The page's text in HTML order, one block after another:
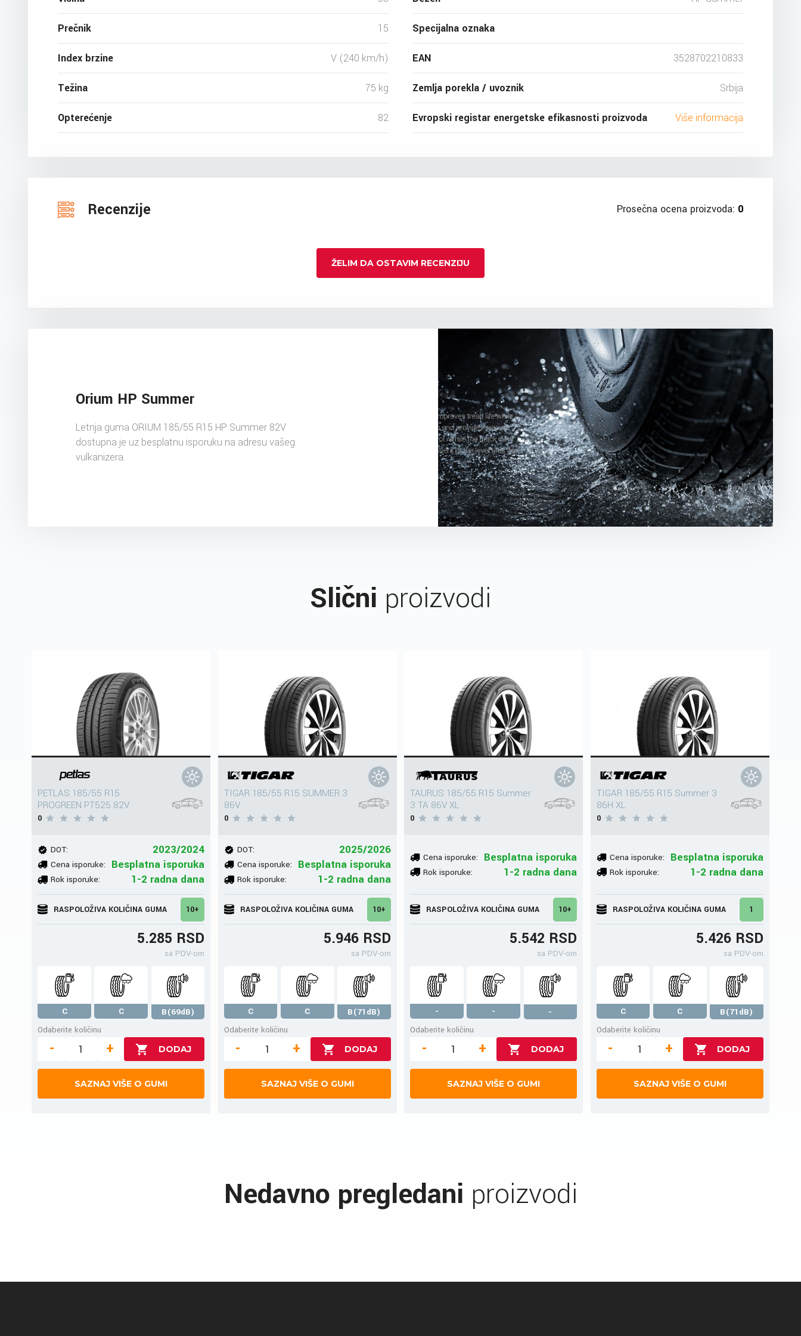
Prečnik 15
Index brzine V (240 km/h)
Težina 75 kg
Opterećenje 82
Specijalna oznaka
EAN 3528702210833
Zemlja porekla / uvoznik Srbija
Evropski registar energetske efikasnosti proizvoda Više informacija
Recenzije Prosečna ocena proizvoda: 0
ŽELIM DA OSTAVIM RECENZIJU
Orium HP Summer
Letnja guma ORIUM 185/55 R15 HP Summer 82V
dostupna je uz besplatnu isporuku na adresu vašeg
vulkanizera.
Slični proizvodi
PETLAS 185/55 R15
PROGREEN PT525 82V
0
DOT: 2023/2024
Cena isporuke: Besplatna isporuka
Rok isporuke: 1-2 radna dana
RASPOLOŽIVA KOLIČINA GUMA 10+
5.285 RSD
sa PDV-om
C C
B(69dB)
Odaberite količinu
- +
SAZNAJ VIŠE O GUMI
TIGAR 185/55 R15 SUMMER 3
86V
0
DOT: 2025/2026
Cena isporuke: Besplatna isporuka
Rok isporuke: 1-2 radna dana
RASPOLOŽIVA KOLIČINA GUMA 10+
5.946 RSD
sa PDV-om
C C
B(71dB)
Odaberite količinu
- +
SAZNAJ VIŠE O GUMI
TAURUS 185/55 R15 Summer
3 TA 86V XL
0
Cena isporuke: Besplatna isporuka
Rok isporuke: 1-2 radna dana
RASPOLOŽIVA KOLIČINA GUMA 10+
5.542 RSD
sa PDV-om
- -
-
Odaberite količinu
- +
SAZNAJ VIŠE O GUMI
TIGAR 185/55 R15 Summer 3
86H XL
0
Cena isporuke: Besplatna isporuka
Rok isporuke: 1-2 radna dana
RASPOLOŽIVA KOLIČINA GUMA 1
5.426 RSD
sa PDV-om
C C
B(71dB)
Odaberite količinu
- +
SAZNAJ VIŠE O GUMI
Nedavno pregledani proizvodi